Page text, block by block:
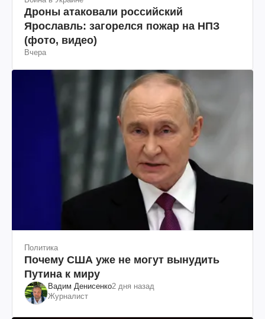
Дроны атаковали российский
Ярославль: загорелся пожар на НПЗ
(фото, видео)
Вчера
Политика
Почему США уже не могут вынудить
Путина к миру
Вадим Денисенко2 дня назад
Журналист